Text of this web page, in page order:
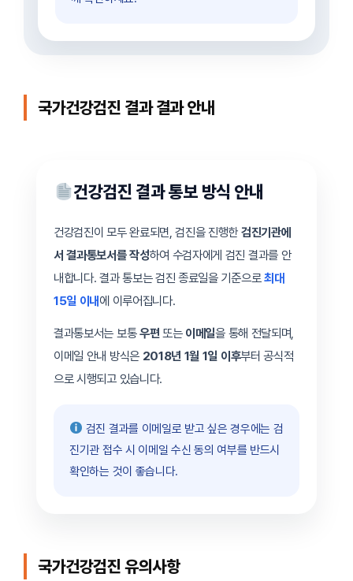
국가건강검진 결과 결과 안내
건강검진 결과 통보 방식 안내
건강검진이 모두 완료되면, 검진을 진행한 검진기관에
서 결과통보서를 작성하여 수검자에게 검진 결과를 안
내합니다. 결과 통보는 검진 종료일을 기준으로 최대
15일 이내에 이루어집니다.
결과통보서는 보통우편 또는 이메일을 통해 전달되며,
이메일 안내 방식은 2018년 1월 1일 이후부터 공식적
으로 시행되고 있습니다.
검진 결과를 이메일로 받고 싶은 경우에는 검
진기관 접수 시 이메일 수신 동의 여부를 반드시
확인하는 것이 좋습니다.
국가건강검진 유의사항